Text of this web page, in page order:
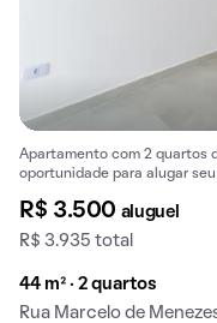
Apartamento com 2 quartos
oportunidade para alugar seu
R$ 3.500 aluguel
R$ 3.935 total
44 m² · 2 quartos
Rua Marcelo de